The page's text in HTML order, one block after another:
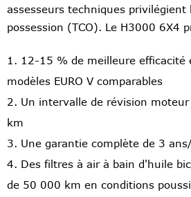
assesseurs techniques
possession (TCO). Le H3000 6X4
12-15 % de meilleure efficacité
modèles EURO V comparables
Un intervalle de révision
km
Une garantie complète de 3
Des filtres à air à bain d'huile
de 50 000 km en conditions